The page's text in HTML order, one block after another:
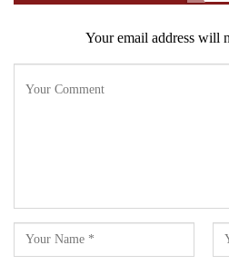
Your email address will